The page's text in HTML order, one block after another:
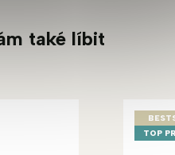
také líbit
TOP